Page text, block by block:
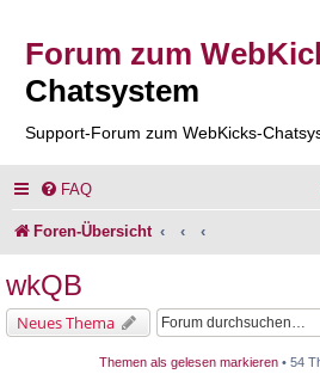
Forum zum
Chatsystem
Support-Forum zum WebKicks-
FAQ
Foren-Übersicht
wkQB
Neues Thema
Themen als gelesen markieren • 54